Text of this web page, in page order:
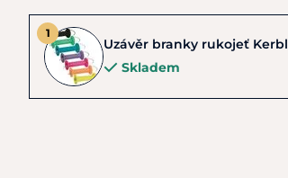
Uzávěr branky rukojeť Kerbl
Skladem